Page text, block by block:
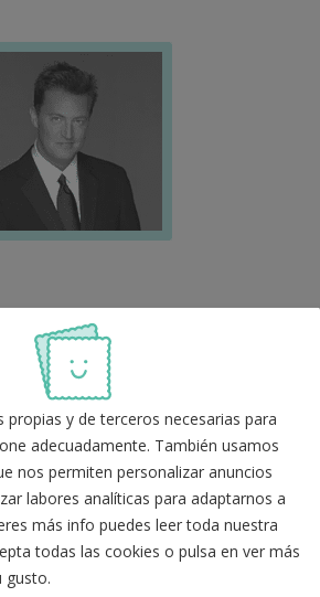
de biblioteca
a tirar muchas horas estudiando
poco de:
para
propias y de terceros necesarias para
adecuadamente. También usamos
nos permiten personalizar anuncios
labores analíticas para adaptarnos a
más info puedes leer toda nuestra
todas las cookies o pulsa en ver más
gusto.